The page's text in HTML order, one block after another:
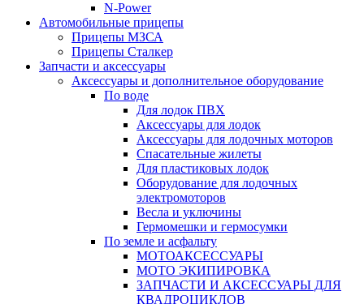
N-Power
Автомобильные прицепы
Прицепы МЗСА
Прицепы Сталкер
Запчасти и аксессуары
Аксессуары и дополнительное оборудование
По воде
Для лодок ПВХ
Аксессуары для лодок
Аксессуары для лодочных моторов
Спасательные жилеты
Для пластиковых лодок
Оборудование для лодочных
электромоторов
Весла и уключины
Гермомешки и гермосумки
По земле и асфальту
МОТОАКСЕССУАРЫ
МОТО ЭКИПИРОВКА
ЗАПЧАСТИ И АКСЕССУАРЫ ДЛЯ
КВАДРОЦИКЛОВ